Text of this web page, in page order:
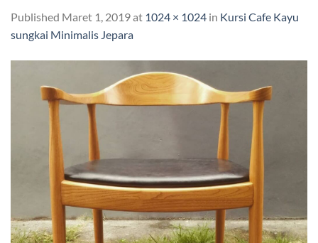
Published Maret 1, 2019at 1024 × 1024 in Kursi Cafe Kayu
sungkai Minimalis Jepara